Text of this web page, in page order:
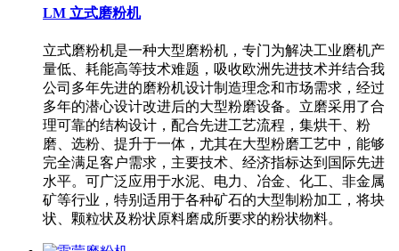
LM 立式磨粉机
立式磨粉机是一种大型磨粉机，专门为解决工业磨机产
量低、耗能高等技术难题，吸收欧洲先进技术并结合我
公司多年先进的磨粉机设计制造理念和市场需求，经过
多年的潜心设计改进后的大型粉磨设备。立磨采用了合
理可靠的结构设计，配合先进工艺流程，集烘干、粉
磨、选粉、提升于一体，尤其在大型粉磨工艺中，能够
完全满足客户需求，主要技术、经济指标达到国际先进
水平。可广泛应用于水泥、电力、冶金、化工、非金属
矿等行业，特别适用于各种矿石的大型制粉加工，将块
状、颗粒状及粉状原料磨成所要求的粉状物料。